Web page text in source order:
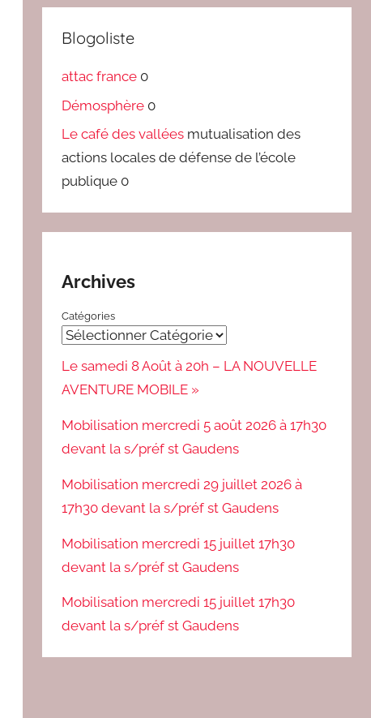
Blogoliste
attac france 0
Démosphère 0
Le café des vallées mutualisation des
actions locales de défense de l’école
publique 0
Archives
Catégories
Le samedi 8 Août à 20h – LA NOUVELLE
AVENTURE MOBILE »
Mobilisation mercredi 5 août 2026 à 17h30
devant la s/préf st Gaudens
Mobilisation mercredi 29 juillet 2026 à
17h30 devant la s/préf st Gaudens
Mobilisation mercredi 15 juillet 17h30
devant la s/préf st Gaudens
Mobilisation mercredi 15 juillet 17h30
devant la s/préf st Gaudens